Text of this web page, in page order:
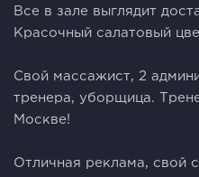
Все в зале выглядит
Красочный салатовый
Свой массажист, 2
тренера, уборщица.
Москве!
Отличная реклама, свой